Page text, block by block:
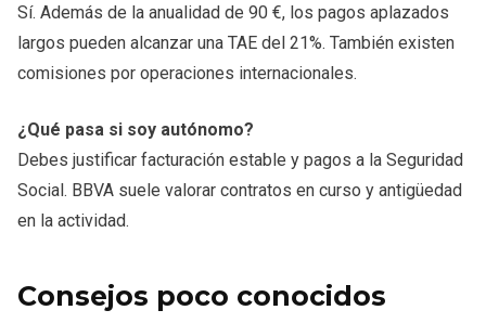
Sí. Además de la anualidad de 90 €, los pagos aplazados
largos pueden alcanzar una TAE del 21%. También existen
comisiones por operaciones internacionales.
¿Qué pasa si soy autónomo?
Debes justificar facturación estable y pagos a la Seguridad
Social. BBVA suele valorar contratos en curso y antigüedad
en la actividad.
Consejos poco conocidos